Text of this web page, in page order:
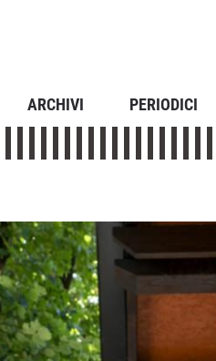
ARCHIVI PERIODICI